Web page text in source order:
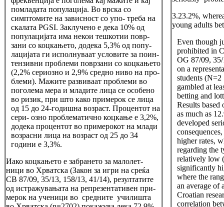
помладата популација. Во врска со
симптомите на зависност со упо- треба на
скалата PGSI. Заклучено е дека 10% од
популацијата има некои тешкотии повр-
зани со коцкањето, додека 5,3% од попу-
лацијата ги исполнуваат условите за поин-
тензивни проблеми поврзани со коцкањето
(2,2% сериозно и 2,9% средно ниво на про-
блеми). Мажите развиваат проблеми во
поголема мера и младите лица се особено
во ризик, при што како примерок се лица
од 15 до 24-годишна возраст. Процентот на
сери- озно проблематично коцкање е 3,2%,
додека процентот во примерокот на млади
возрасни лица на возраст од 25 до 34
години е 3,3%.
Иако коцкањето е забрането за малолет-
ници во Хрватска (Закон за игри на среќа
СВ 87/09, 35/13, 158/13, 41/14), резултатите
од истражувањата на репрезентативен при-
мерок на ученици во средните училишта
3.23.2%,
young adults
Even though
prohibited in
OG 87/09, 35/
on a
students (N=2
gambled at
betting and
Results
as much as
developed
higher rates,
regarding the
relatively low
significantly
where the
an average of
Croatian
correlation